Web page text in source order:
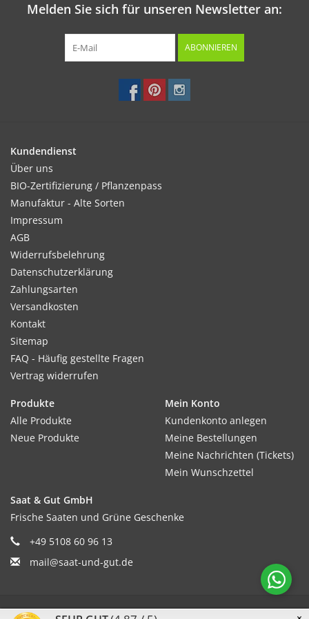
Melden Sie sich für unseren Newsletter an:
ABONNIEREN
Kundendienst
Über uns
BIO-Zertifizierung / Pflanzenpass
Manufaktur - Alte Sorten
Impressum
AGB
Widerrufsbelehrung
Datenschutzerklärung
Zahlungsarten
Versandkosten
Kontakt
Sitemap
FAQ - Häufig gestellte Fragen
Vertrag widerrufen
Produkte
Alle Produkte
Neue Produkte
Mein Konto
Kundenkonto anlegen
Meine Bestellungen
Meine Nachrichten (Tickets)
Mein Wunschzettel
Saat & Gut GmbH
Frische Saaten und Grüne Geschenke
+49 5108 60 96 13
mail@saat-und-gut.de
© Copyright 2026 Saat & Gut - Powered by